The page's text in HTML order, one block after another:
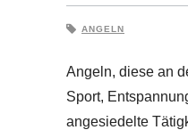
ANGELN
Angeln, diese an
Sport,
angesiedelte